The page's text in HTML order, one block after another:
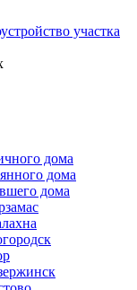
дома
дома
дома